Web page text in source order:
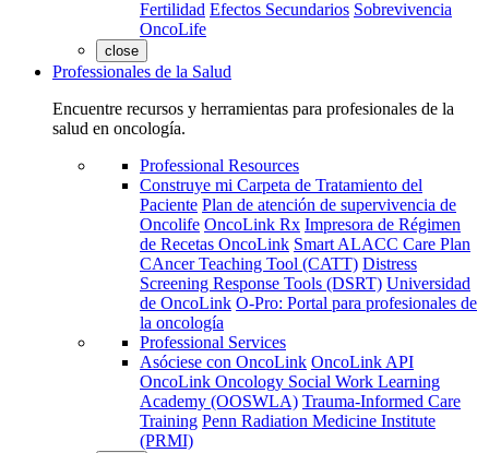
Fertilidad Efectos Secundarios Sobrevivencia
OncoLife
close
Professionales de la Salud
Encuentre recursos y herramientas para profesionales de la
salud en oncología.
Professional Resources
Construye mi Carpeta de Tratamiento del
Paciente Plan de atención de supervivencia de
Oncolife OncoLink Rx Impresora de Régimen
de Recetas OncoLink Smart ALACC Care Plan
CAncer Teaching Tool (CATT) Distress
Screening Response Tools (DSRT) Universidad
de OncoLink O-Pro: Portal para profesionales de
la oncología
Professional Services
Asóciese con OncoLink OncoLink API
OncoLink Oncology Social Work Learning
Academy (OOSWLA) Trauma-Informed Care
Training Penn Radiation Medicine Institute
(PRMI)